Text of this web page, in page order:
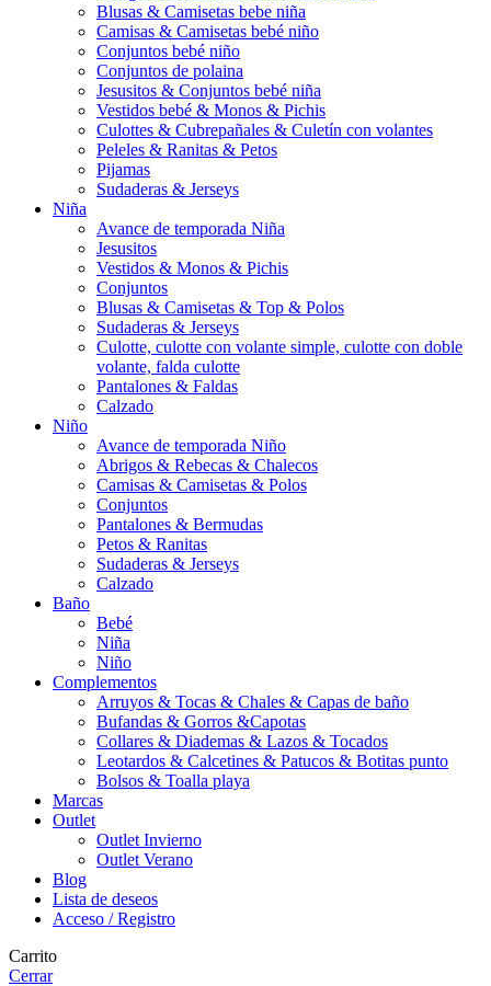
Blusas & Camisetas bebe niña
Camisas & Camisetas bebé niño
Conjuntos bebé niño
Conjuntos de polaina
Jesusitos & Conjuntos bebé niña
Vestidos bebé & Monos & Pichis
Culottes & Cubrepañales & Culetín con volantes
Peleles & Ranitas & Petos
Pijamas
Sudaderas & Jerseys
Niña
Avance de temporada Niña
Jesusitos
Vestidos & Monos & Pichis
Conjuntos
Blusas & Camisetas & Top & Polos
Sudaderas & Jerseys
Culotte, culotte con volante simple, culotte con doble
volante, falda culotte
Pantalones & Faldas
Calzado
Niño
Avance de temporada Niño
Abrigos & Rebecas & Chalecos
Camisas & Camisetas & Polos
Conjuntos
Pantalones & Bermudas
Petos & Ranitas
Sudaderas & Jerseys
Calzado
Baño
Bebé
Niña
Niño
Complementos
Arruyos & Tocas & Chales & Capas de baño
Bufandas & Gorros &Capotas
Collares & Diademas & Lazos & Tocados
Leotardos & Calcetines & Patucos & Botitas punto
Bolsos & Toalla playa
Marcas
Outlet
Outlet Invierno
Outlet Verano
Blog
Lista de deseos
Acceso / Registro
Carrito
Cerrar